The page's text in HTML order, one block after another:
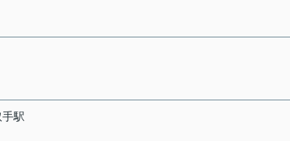
駅